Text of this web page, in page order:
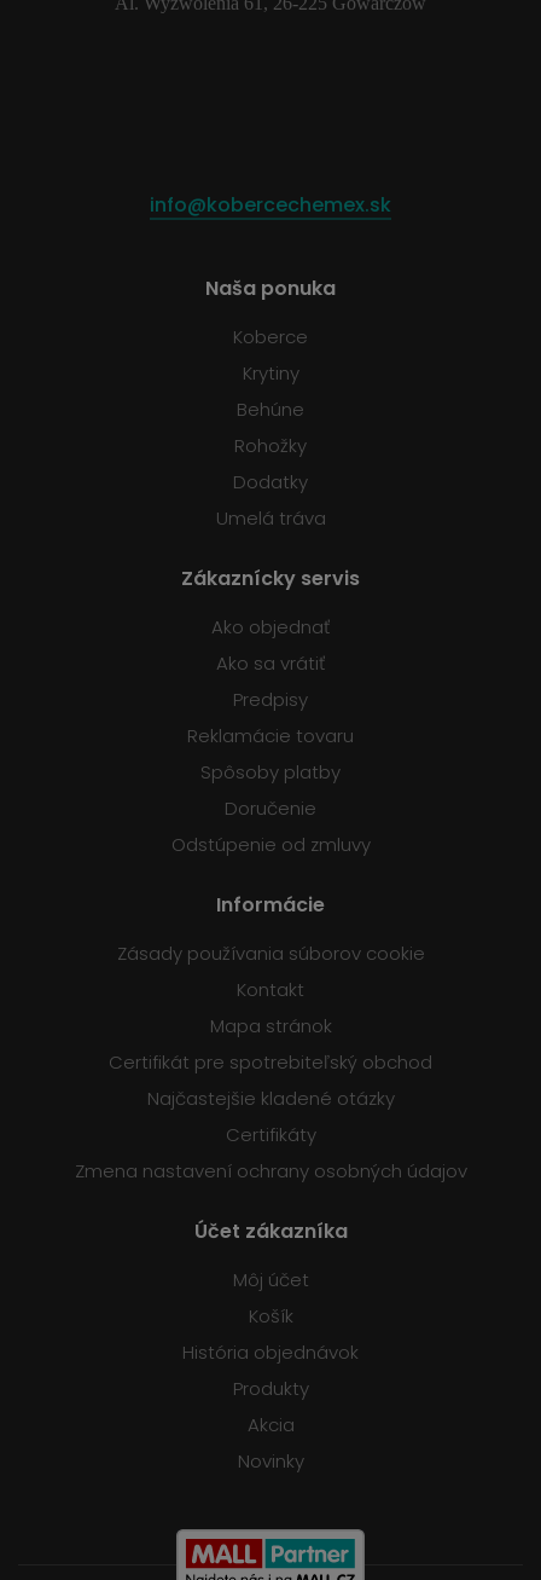
info@kobercechemex.sk
Naša ponuka
Koberce
Krytiny
Behúne
Rohožky
Dodatky
Umelá tráva
Zákaznícky servis
Ako objednať
Ako sa vrátiť
Predpisy
Reklamácie tovaru
Spôsoby platby
Doručenie
Odstúpenie od zmluvy
Informácie
Zásady používania súborov cookie
Kontakt
Mapa stránok
Certifikát pre spotrebiteľský obchod
Najčastejšie kladené otázky
Certifikáty
Zmena nastavení ochrany osobných údajov
Účet zákazníka
Môj účet
Košík
História objednávok
Produkty
Akcia
Novinky